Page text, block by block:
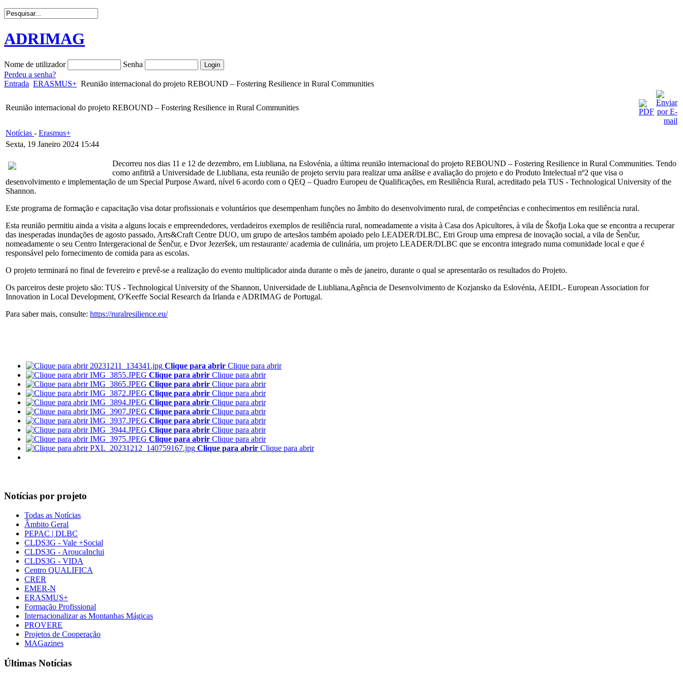
ADRIMAG
Nome de utilizador
Senha
Perdeu a senha?
Entrada ERASMUS+ Reunião internacional do projeto REBOUND – Fostering Resilience in Rural Communities
Reunião internacional do projeto REBOUND – Fostering Resilience in Rural Communities
Notícias - Erasmus+
Sexta, 19 Janeiro 2024 15:44
Decorreu nos dias 11 e 12 de dezembro, em Liubliana, na Eslovénia, a última reunião internacional do projeto REBOUND – Fostering Resilience in Rural Communities. Tendo
como anfitriã a Universidade de Liubliana, esta reunião de projeto serviu para realizar uma análise e avaliação do projeto e do Produto Intelectual nº2 que visa o
desenvolvimento e implementação de um Special Purpose Award, nível 6 acordo com o QEQ – Quadro Europeu de Qualificações, em Resiliência Rural, acreditado pela TUS - Technological University of the
Shannon.
Este programa de formação e capacitação visa dotar profissionais e voluntários que desempenham funções no âmbito do desenvolvimento rural, de competências e conhecimentos em resiliência rural.
Esta reunião permitiu ainda a visita a alguns locais e empreendedores, verdadeiros exemplos de resiliência rural, nomeadamente a visita à Casa dos Apicultores, à vila de Škofja Loka que se encontra a recuperar
das inesperadas inundações de agosto passado, Arts&Craft Centre DUO, um grupo de artesãos também apoiado pelo LEADER/DLBC, Etri Group uma empresa de inovação social, a vila de Šenčur,
nomeadamente o seu Centro Intergeracional de Šenčur, e Dvor Jezeršek, um restaurante/ academia de culinária, um projeto LEADER/DLBC que se encontra integrado numa comunidade local e que é
responsável pelo fornecimento de comida para as escolas.
O projeto terminará no final de fevereiro e prevê-se a realização do evento multiplicador ainda durante o mês de janeiro, durante o qual se apresentarão os resultados do Projeto.
Os parceiros deste projeto são: TUS - Technological University of the Shannon, Universidade de Liubliana,Agência de Desenvolvimento de Kozjansko da Eslovénia, AEIDL- European Association for
Innovation in Local Development, O'Keeffe Social Research da Irlanda e ADRIMAG de Portugal.
Para saber mais, consulte: https://ruralresilience.eu/
Clique para abrir Clique para abrir
Clique para abrir Clique para abrir
Clique para abrir Clique para abrir
Clique para abrir Clique para abrir
Clique para abrir Clique para abrir
Clique para abrir Clique para abrir
Clique para abrir Clique para abrir
Clique para abrir Clique para abrir
Clique para abrir Clique para abrir
Clique para abrir Clique para abrir
Notícias por projeto
Todas as Notícias
Âmbito Geral
PEPAC | DLBC
CLDS3G - Vale +Social
CLDS3G - AroucaInclui
CLDS3G - VIDA
Centro QUALIFICA
CRER
EMER-N
ERASMUS+
Formação Profissional
Internacionalizar as Montanhas Mágicas
PROVERE
Projetos de Cooperação
MAGazines
Últimas Notícias